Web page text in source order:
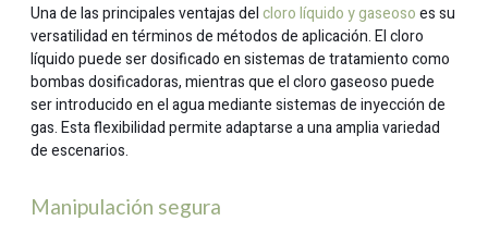
Una de las principales ventajas delcloro líquido y gaseosoes su
versatilidad en términos de métodos de aplicación. El cloro
líquido puede ser dosificado en sistemas de tratamiento como
bombas dosificadoras, mientras que el cloro gaseoso puede
ser introducido en el agua mediante sistemas de inyección de
gas. Esta flexibilidad permite adaptarse a una amplia variedad
de escenarios.
Manipulación segura